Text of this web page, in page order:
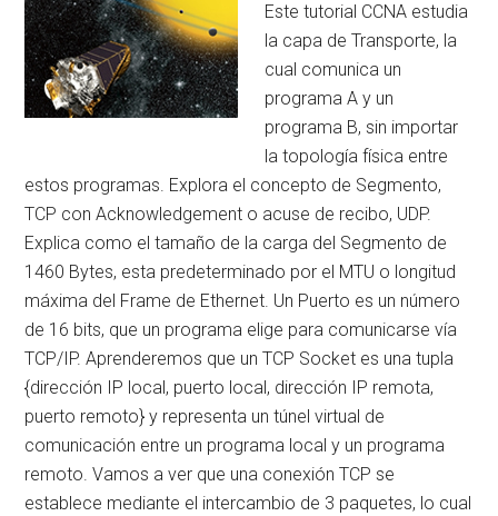
Este tutorial CCNA estudia
la capa de Transporte, la
cual comunica un
programa A y un
programa B, sin importar
la topología física entre
estos programas. Explora el concepto de Segmento,
TCP con Acknowledgement o acuse de recibo, UDP.
Explica como el tamaño de la carga del Segmento de
1460 Bytes, esta predeterminado por el MTU o longitud
máxima del Frame de Ethernet. Un Puerto es un número
de 16 bits, que un programa elige para comunicarse vía
TCP/IP. Aprenderemos que un TCP Socket es una tupla
{dirección IP local, puerto local, dirección IP remota,
puerto remoto} y representa un túnel virtual de
comunicación entre un programa local y un programa
remoto. Vamos a ver que una conexión TCP se
establece mediante el intercambio de 3 paquetes, lo cual